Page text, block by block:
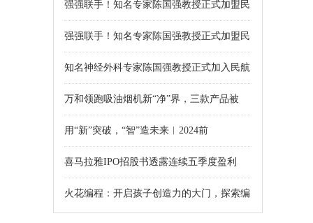
强强联手！知名专家陈国强教授正式加盟民
强强联手！知名专家陈国强教授正式加盟民
知名神经外科专家陈国强教授正式加入民航
万和领跑吸油烟机新“净”界，三款产品被
用“新”突破，“智”造未来︱2024前
喜马拉雅IPO招股书透露连续五季度盈利
火花编程：开启孩子创造力的大门，探索编